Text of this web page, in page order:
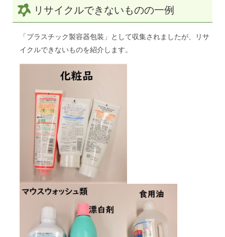
リサイクルできないものの一例
「プラスチック製容器包装」として収集されましたが、リサ
イクルできないものを紹介します。